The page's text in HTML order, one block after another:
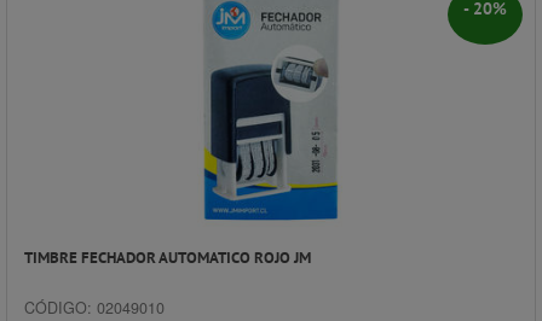
- 20%
TIMBRE FECHADOR AUTOMATICO ROJO JM
CÓDIGO: 02049010